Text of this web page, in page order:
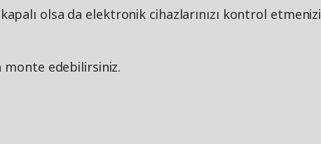
olsa da elektronik cihazlarınızı kontrol etmenizi
monte edebilirsiniz.